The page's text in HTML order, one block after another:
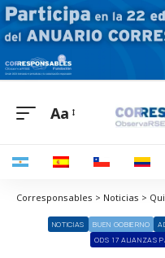
Aa
NOTICIAS BUEN GOBIERNO
ODS 17 ALIANZAS